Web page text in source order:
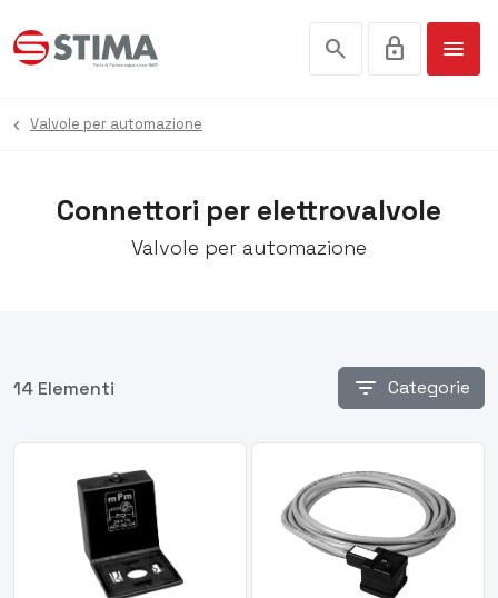
search lock menu
Connettori per elettrovalvole
Valvole per automazione
Valvole per automazione
14 Elementi filter_list Categorie